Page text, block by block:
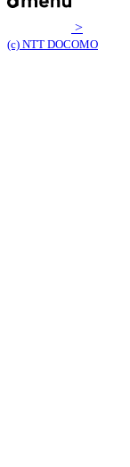
>
(c) NTT DOCOMO